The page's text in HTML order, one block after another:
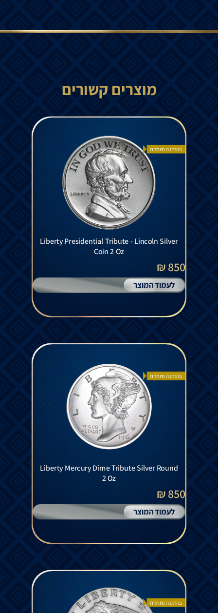
מוצרים קשורים
בהזמנה מיוחדת
Liberty Presidential Tribute - Lincoln Silver
Coin 2 Oz
850 ₪
לעמוד המוצר
בהזמנה מיוחדת
Liberty Mercury Dime Tribute Silver Round
2 Oz
850 ₪
לעמוד המוצר
בהזמנה מיוחדת